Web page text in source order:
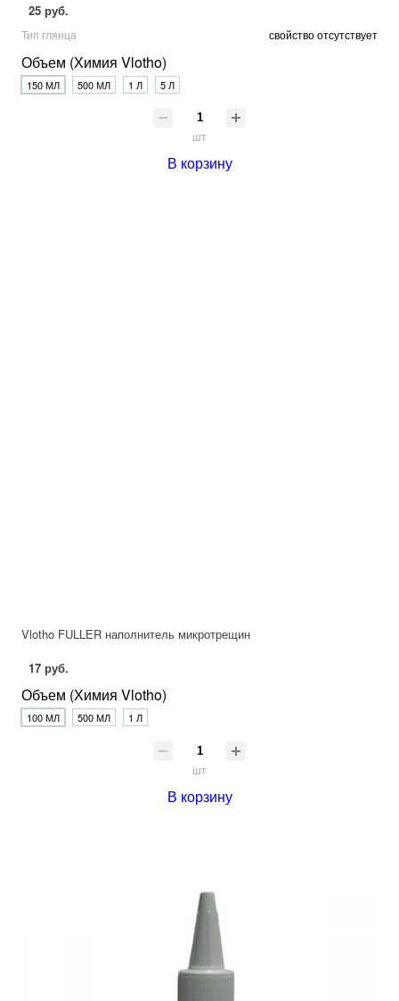
25 руб.
Тип глянца свойство отсутствует
Объем (Химия Vlotho)
150 МЛ 500 МЛ 1 Л 5 Л
шт
В корзину
Vlotho FULLER наполнитель микротрещин
17 руб.
Объем (Химия Vlotho)
100 МЛ 500 МЛ 1 Л
шт
В корзину